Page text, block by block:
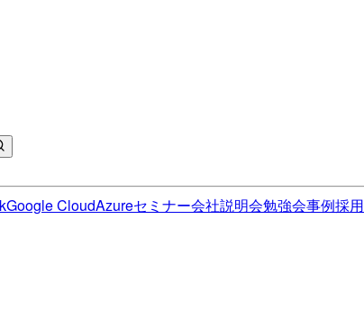
Google CloudAzureセミナー会社説明会勉強会事例採用